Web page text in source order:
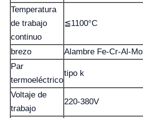
Temperatura
de trabajo
continuo
≦1100°C
brezo
Alambre Fe-Cr-Al-Mo
Par
termoeléctrico
tipo k
Voltaje de
trabajo
220-380V